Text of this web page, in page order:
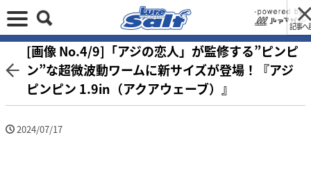
記事へ
[画像 No.4/9]「アジの恋人」が監修する”ピンピ
ン”な超微波動ワームに新サイズが登場！『アジ
ピンピン 1.9in（アクアウェーブ）』
2024/07/17